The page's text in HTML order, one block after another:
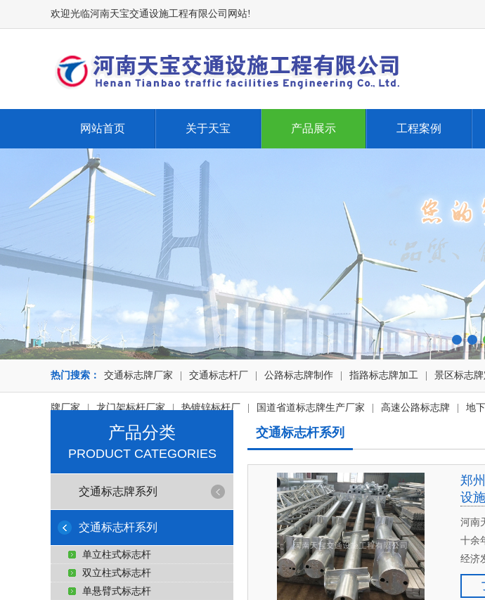
欢迎光临河南天宝交通设施工程有限公司网站!
网站首页 关于天宝 产品展示 工程案例
热门搜索： 交通标志牌厂家 交通标志杆厂 公路标志牌制作 指路标志牌加工 景区标志牌
牌厂家 | 龙门架标杆厂家 | 热镀锌标杆厂 国道省道标志牌生产厂家 高速公路标志牌 地
产品分类
PRODUCT CATEGORIES
交通标志牌系列
交通标志杆系列
单立柱式标志杆
双立柱式标志杆
单悬臂式标志杆
交通标志杆系列
郑
设施
河南
十余
经济